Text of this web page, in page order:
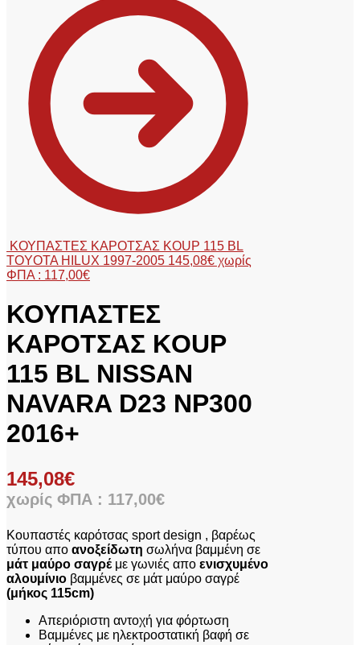
ΚΟΥΠΑΣΤΕΣ ΚΑΡΟΤΣΑΣ KOUP 115 BL
TOYOTA HILUX 1997-2005 145,08€ χωρίς
ΦΠΑ : 117,00€
ΚΟΥΠΑΣΤΕΣ
ΚΑΡΟΤΣΑΣ KOUP
115 BL NISSAN
NAVARA D23 NP300
2016+
145,08€
χωρίς ΦΠΑ : 117,00€
Κουπαστές καρότσας sport design , βαρέως
τύπου απο ανοξείδωτη σωλήνα βαμμένη σε
μάτ μαύρο σαγρέμε γωνιές απο ενισχυμένο
αλουμίνιο βαμμένες σε μάτ μαύρο σαγρέ
(μήκος 115cm)
Απεριόριστη αντοχή για φόρτωση
Βαμμένες με ηλεκτροστατική βαφή σε